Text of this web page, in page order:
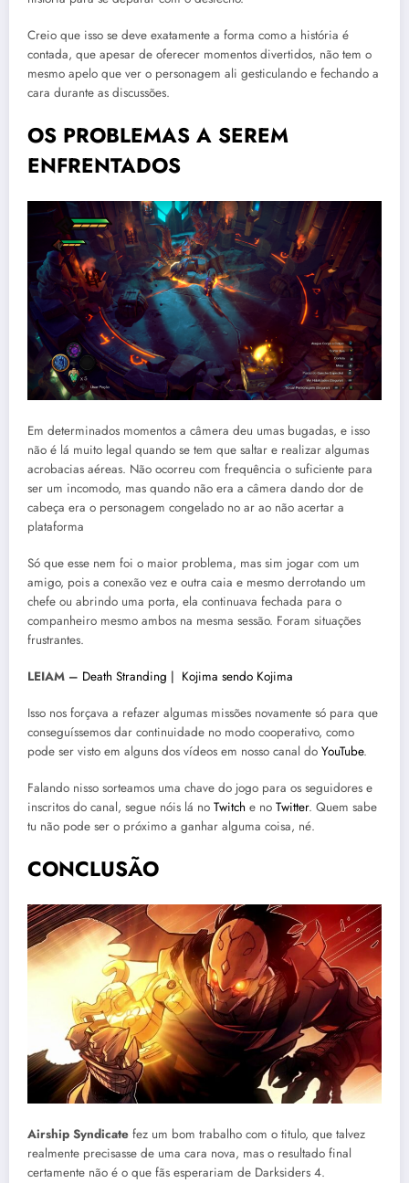
Creio que isso se deve exatamente a forma como a história é
contada, que apesar de oferecer momentos divertidos, não tem o
mesmo apelo que ver o personagem ali gesticulando e fechando a
cara durante as discussões.
OS PROBLEMAS A SEREM
ENFRENTADOS
Em determinados momentos a câmera deu umas bugadas, e isso
não é lá muito legal quando se tem que saltar e realizar algumas
acrobacias aéreas. Não ocorreu com frequência o suficiente para
ser um incomodo, mas quando não era a câmera dando dor de
cabeça era o personagem congelado no ar ao não acertar a
plataforma
Só que esse nem foi o maior problema, mas sim jogar com um
amigo, pois a conexão vez e outra caia e mesmo derrotando um
chefe ou abrindo uma porta, ela continuava fechada para o
companheiro mesmo ambos na mesma sessão. Foram situações
frustrantes.
LEIAM – Death Stranding | Kojima sendo Kojima
Isso nos forçava a refazer algumas missões novamente só para que
conseguíssemos dar continuidade no modo cooperativo, como
pode ser visto em alguns dos vídeos em nosso canal do YouTube.
Falando nisso sorteamos uma chave do jogo para os seguidores e
inscritos do canal, segue nóis lá no Twitch e no Twitter. Quem sabe
tu não pode ser o próximo a ganhar alguma coisa, né.
CONCLUSÃO
Airship Syndicate fez um bom trabalho com o titulo, que talvez
realmente precisasse de uma cara nova, mas o resultado final
certamente não é o que fãs esperariam de Darksiders 4.